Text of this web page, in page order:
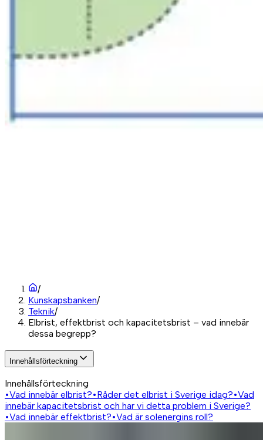
/
Kunskapsbanken/
Teknik/
Elbrist, effektbrist och kapacitetsbrist – vad innebär
dessa begrepp?
Innehållsförteckning
Innehållsförteckning
•Vad innebär elbrist?•Råder det elbrist i Sverige idag?•Vad
innebär kapacitetsbrist och har vi detta problem i Sverige?
•Vad innebär effektbrist?•Vad är solenergins roll?